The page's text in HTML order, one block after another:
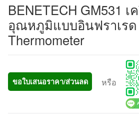
BENETECH GM531 เ
อุณหภูมิแบบอินฟราเรด
Thermometer
ขอใบเสนอราคา/ส่วนลด หรือ